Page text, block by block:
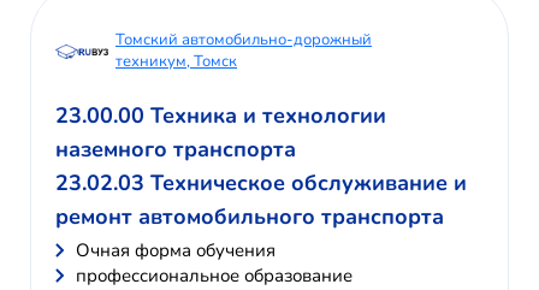
Томский автомобильно-дорожный
техникум, Томск
23.00.00 Техника и технологии
наземного транспорта
23.02.03 Техническое обслуживание и
ремонт автомобильного транспорта
Очная форма обучения
профессиональное образование